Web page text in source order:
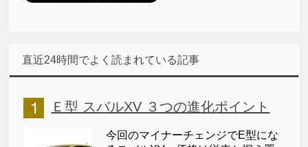
直近24時間でよく読まれている記事
Ｅ型 スバルXV ３つの進化ポイント
今回のマイナーチェンジでE型にな